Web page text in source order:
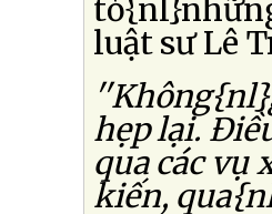
luật sư Lê
hẹp lại.
qua các vụ
kiến,